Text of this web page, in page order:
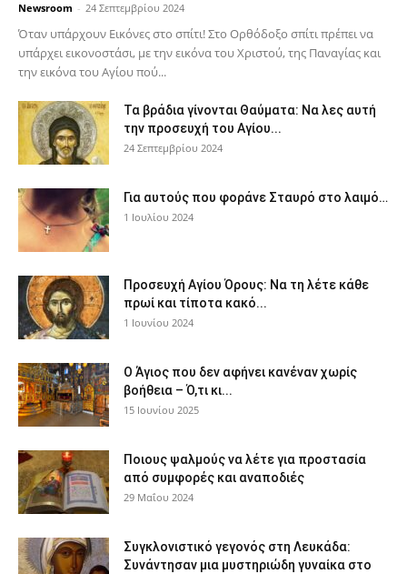
Newsroom - 24 Σεπτεμβρίου 2024
Όταν υπάρχουν Εικόνες στο σπίτι! Στο Ορθόδοξο σπίτι πρέπει να
υπάρχει εικονοστάσι, με την εικόνα του Χριστού, της Παν­αγίας και
την εικόνα του Αγίου πού...
Τα βράδια γίνονται Θαύματα: Να λες αυτή
την προσευχή του Αγίου...
24 Σεπτεμβρίου 2024
Για αυτούς που φοράνε Σταυρό στο λαιμό…
1 Ιουλίου 2024
Προσευχή Αγίου Όρους: Να τη λέτε κάθε
πρωί και τίποτα κακό...
1 Ιουνίου 2024
Ο Άγιος που δεν αφήνει κανέναν χωρίς
βοήθεια – Ό,τι κι...
15 Ιουνίου 2025
Ποιους ψαλμούς να λέτε για προστασία
από συμφορές και αναποδιές
29 Μαΐου 2024
Συγκλονιστικό γεγονός στη Λευκάδα:
Συνάντησαν μια μυστηριώδη γυναίκα στο